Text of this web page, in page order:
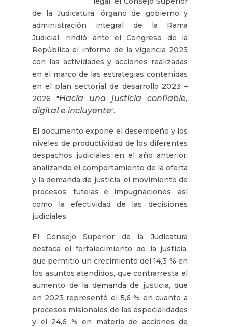
de la Judicatura, órgano de gobierno y
administración integral de la Rama
Judicial, rindió ante el Congreso de la
República el informe de la vigencia 2023
con las actividades y acciones realizadas
en el marco de las estrategias contenidas
en el plan sectorial de desarrollo 2023 –
2026 "Hacia una justicia confiable,
digital e incluyente".
El documento expone el desempeño y los
niveles de productividad de los diferentes
despachos judiciales en el año anterior,
analizando el comportamiento de la oferta
y la demanda de justicia, el movimiento de
procesos, tutelas e impugnaciones, así
como la efectividad de las decisiones
judiciales.
El Consejo Superior de la Judicatura
destaca el fortalecimiento de la justicia,
que permitió un crecimiento del 14,3 % en
los asuntos atendidos, que contrarresta el
aumento de la demanda de justicia, que
en 2023 representó el 5,6 % en cuanto a
procesos misionales de las especialidades
y el 24,6 % en materia de acciones de